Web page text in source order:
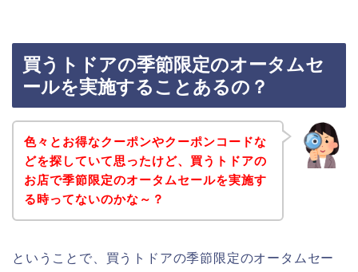
買うトドアの季節限定のオータムセ
ールを実施することあるの？
色々とお得なクーポンやクーポンコードな
どを探していて思ったけど、買うトドアの
お店で季節限定のオータムセールを実施す
る時ってないのかな～？
ということで、買うトドアの季節限定のオータムセー